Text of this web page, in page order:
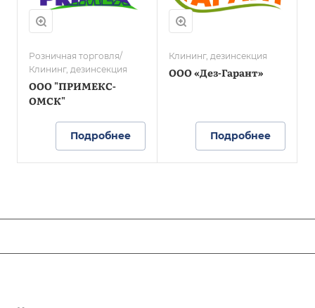
Розничная торговля/
Клининг, дезинсекция
ООО "ПРИМЕКС-
ОМСК"
Подробнее
Клининг, дезинсекция
ООО «Дез-Гарант»
Подробнее